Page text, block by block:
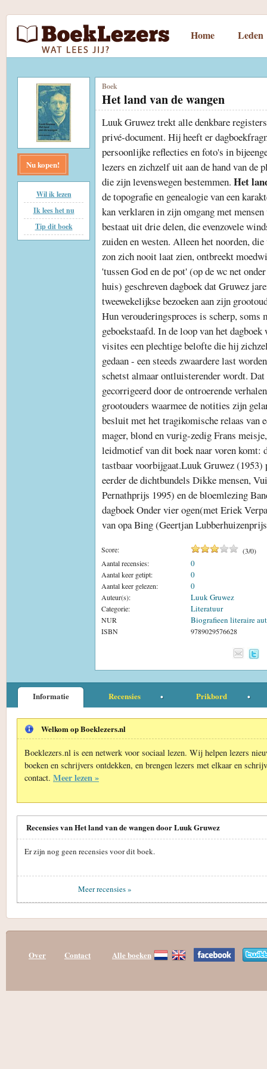
Home Leden
Nu kopen!
Wil ik lezen
Ik lees het nu
Tip dit boek
Boek
Het land van de wangen
Luuk Gruwez trekt alle denkbare
privé-document. Hij heeft er
persoonlijke reflecties en foto's in
lezers en zichzelf uit aan de hand van de
die zijn levenswegen bestemmen. Het
de topografie en genealogie van een
kan verklaren in zijn omgang met
bestaat uit drie delen, die evenzovele
zuiden en westen. Alleen het noorden,
zon zich nooit laat zien, ontbreekt
'tussen God en de pot' (op de wc net
huis) geschreven dagboek dat Gruwez
tweewekelijkse bezoeken aan zijn
Hun verouderingsproces is scherp,
geboekstaafd. In de loop van het
visites een plechtige belofte die hij
gedaan - een steeds zwaardere last
schetst almaar ontluisterender wordt.
gecorrigeerd door de ontroerende
grootouders waarmee de notities zijn
besluit met het tragikomische relaas van
mager, blond en vurig-zedig Frans
leidmotief van dit boek naar voren komt:
tastbaar voorbijgaat.Luuk Gruwez
eerder de dichtbundels Dikke mensen,
Pernathprijs 1995) en de bloemlezing
dagboek Onder vier ogen(met Eriek
van opa Bing (Geertjan
Score: (3/0)
Aantal recensies:
0
Aantal keer getipt: 0
Aantal keer gelezen: 0
Auteur(s): Luuk Gruwez
Categorie: Literatuur
NUR Biografieen literaire
ISBN 9789029576628
Informatie Recensies Prikbord
Welkom op Boeklezers.nl
Boeklezers.nl is een netwerk voor sociaal lezen. Wij helpen lezers
boeken en schrijvers ontdekken, en brengen lezers met elkaar en
contact. Meer lezen »
Recensies van Het land van de wangen door Luuk Gruwez
Er zijn nog geen recensies voor dit boek.
Meer recensies »
Over Contact Alle boeken